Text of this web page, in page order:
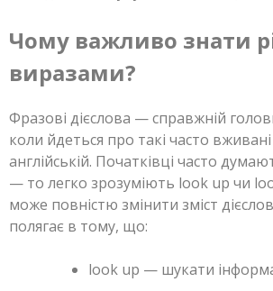
Чому важливо знати
виразами?
Фразові дієслова — справжній
коли йдеться про такі часто
англійській. Початківці часто
— то легко зрозуміють look up чи
може повністю змінити зміст
полягає в тому, що:
look up — шукати